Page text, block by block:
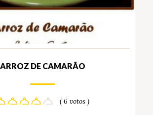
ARROZ DE CAMARÃO
( 6 votos )